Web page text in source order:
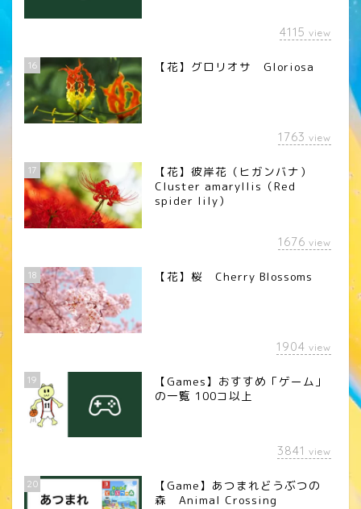
4115 view
16 【花】グロリオサ Gloriosa
1763 view
17
【花】彼岸花（ヒガンバナ）
Cluster amaryllis（Red
spider lily）
1676 view
18 【花】桜 Cherry Blossoms
1904 view
19
【Games】おすすめ「ゲーム」
の一覧 100コ以上
3841 view
20
【Game】あつまれどうぶつの
森 Animal Crossing